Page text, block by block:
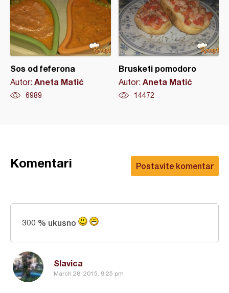
Sos od feferona
Autor: Aneta Matić
6989
Brusketi pomodoro
Autor: Aneta Matić
14472
Postavite komentar
Komentari
Slavica
March 28, 2015, 9:25 pm
300 % ukusno